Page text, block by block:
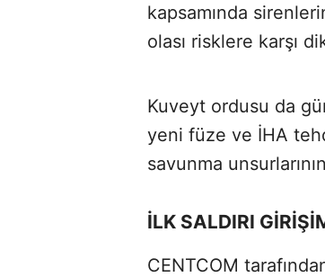
kapsamında
olası risklere karşı
Kuveyt ordusu da
yeni füze ve İHA
savunma
İLK SALDIRI
CENTCOM